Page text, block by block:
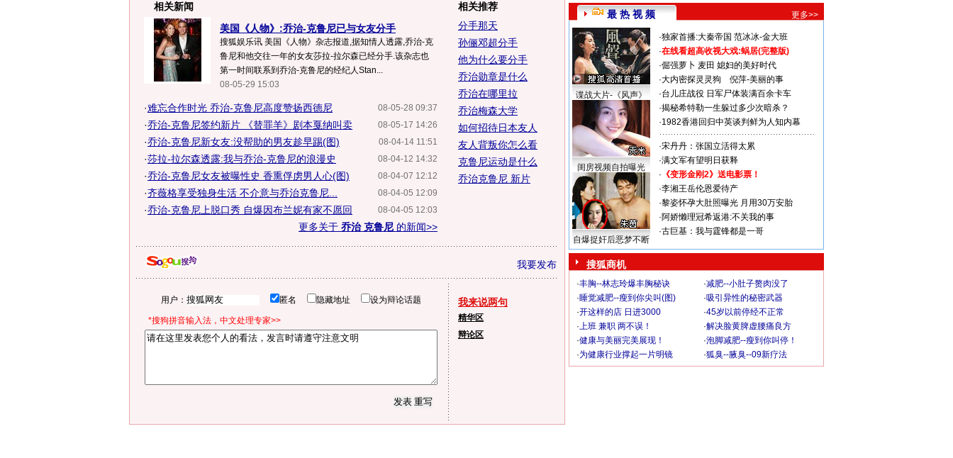
相关新闻
美国《人物》:乔治-克鲁尼已与女友分手
搜狐娱乐讯 美国《人物》杂志报道,据知情人透露,乔治-克
鲁尼和他交往一年的女友莎拉-拉尔森已经分手.该杂志也
第一时间联系到乔治-克鲁尼的经纪人Stan...
08-05-29 15:03
08-05-28 09:37
·难忘合作时光 乔治-克鲁尼高度赞扬西德尼
08-05-17 14:26
·乔治-克鲁尼签约新片 《替罪羊》剧本戛纳叫卖
08-04-14 11:51
·乔治-克鲁尼新女友:没帮助的男友趁早踢(图)
08-04-12 14:32
·莎拉-拉尔森透露:我与乔治-克鲁尼的浪漫史
08-04-07 12:12
·乔治-克鲁尼女友被曝性史 香熏俘虏男人心(图)
08-04-05 12:09
·齐薇格享受独身生活 不介意与乔治克鲁尼...
08-04-05 12:03
·乔治-克鲁尼上脱口秀 自爆因布兰妮有家不愿回
更多关于 乔治 克鲁尼 的新闻>>
相关推荐
分手那天
孙俪邓超分手
他为什么要分手
乔治勋章是什么
乔治在哪里拉
乔治梅森大学
如何招待日本友人
友人背叛你怎么看
克鲁尼运动是什么
乔治克鲁尼 新片
我要发布
用户： 匿名 隐藏地址 设为辩论话题
*搜狗拼音输入法，中文处理专家>>
我来说两句
精华区
辩论区
最 热 视 频 更多>>
谍战大片-《风声》
闺房视频自拍曝光
自爆捉奸后恶梦不断
·独家首播:大秦帝国 范冰冰-金大班
·在线看超高收视大戏:蜗居(完整版)
·倔强萝卜 麦田 媳妇的美好时代
·大内密探灵灵狗
倪萍-美丽的事
·台儿庄战役 日军尸体装满百余卡车
·揭秘希特勒一生躲过多少次暗杀？
·1982香港回归中英谈判鲜为人知内幕
·宋丹丹：张国立活得太累
·满文军有望明日获释
· 《变形金刚2》送电影票！
·李湘王岳伦恩爱待产
·黎姿怀孕大肚照曝光 月用30万安胎
·阿娇懒理冠希返港:不关我的事
·古巨基：我与霆锋都是一哥
搜狐商机
·丰胸--林志玲爆丰胸秘诀 ·减肥--小肚子赘肉没了
·睡觉减肥--瘦到你尖叫(图) ·吸引异性的秘密武器
·开这样的店 日进3000 ·45岁以前停经不正常
·上班 兼职 两不误！ ·解决脸黄脾虚腰痛良方
·健康与美丽完美展现！ ·泡脚减肥--瘦到你叫停！
·为健康行业撑起一片明镜 ·狐臭--腋臭--09新疗法